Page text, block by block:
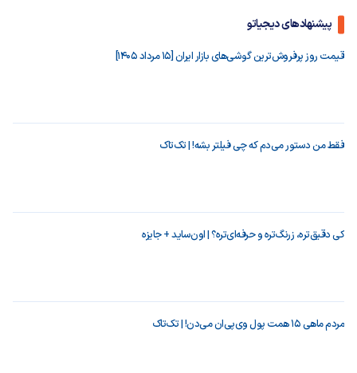
پیشنهادهای دیجیاتو
قیمت روز پرفروش‌ترین گوشی‌های بازار ایران [15 مرداد 1405]
فقط من دستور می‌دم که چی فیلتر بشه! | تک‌تاک
کی دقیق‌تره، زرنگ‌تره و حرفه‌ای‌تره؟ | اون‌ساید + جایزه
مردم ماهی ۱۵ همت پول وی‌پی‌ان می‌دن! | تک‌تاک